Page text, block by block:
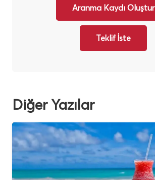
Aranma Kaydı Oluştur
Teklif İste
Diğer Yazılar